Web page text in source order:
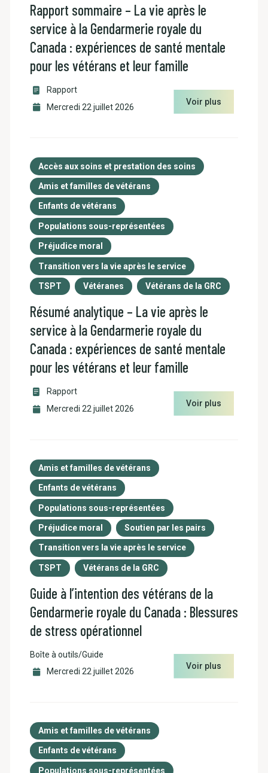
Rapport sommaire – La vie après le
service à la Gendarmerie royale du
Canada : expériences de santé mentale
pour les vétérans et leur famille
Rapport
Mercredi 22 juillet 2026
Voir plus
Accès aux soins et prestation des soins
Amis et familles de vétérans
Enfants de vétérans
Populations sous-représentées
Préjudice moral
Transition vers la vie après le service
TSPT Vétéranes Vétérans de la GRC
Résumé analytique – La vie après le
service à la Gendarmerie royale du
Canada : expériences de santé mentale
pour les vétérans et leur famille
Rapport
Mercredi 22 juillet 2026
Voir plus
Amis et familles de vétérans
Enfants de vétérans
Populations sous-représentées
Préjudice moral Soutien par les pairs
Transition vers la vie après le service
TSPT Vétérans de la GRC
Guide à l’intention des vétérans de la
Gendarmerie royale du Canada : Blessures
de stress opérationnel
Boîte à outils/Guide
Mercredi 22 juillet 2026
Voir plus
Amis et familles de vétérans
Enfants de vétérans
Populations sous-représentées